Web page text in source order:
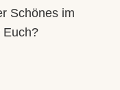
Schönes im
Euch?